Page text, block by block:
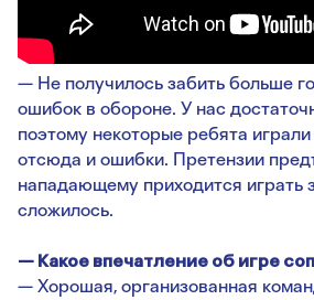
— Не получилось забить больше
ошибок в обороне. У нас
поэтому некоторые ребята
отсюда и ошибки. Претензии
нападающему приходится играть
сложилось.
— Какое впечатление об игре
— Хорошая, организованная